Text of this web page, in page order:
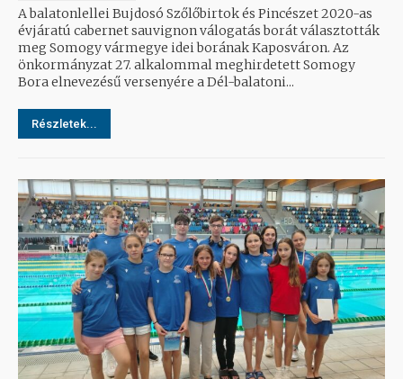
A balatonlellei Bujdosó Szőlőbirtok és Pincészet 2020-as
évjáratú cabernet sauvignon válogatás borát választották
meg Somogy vármegye idei borának Kaposváron. Az
önkormányzat 27. alkalommal meghirdetett Somogy
Bora elnevezésű versenyére a Dél-balatoni...
Részletek...